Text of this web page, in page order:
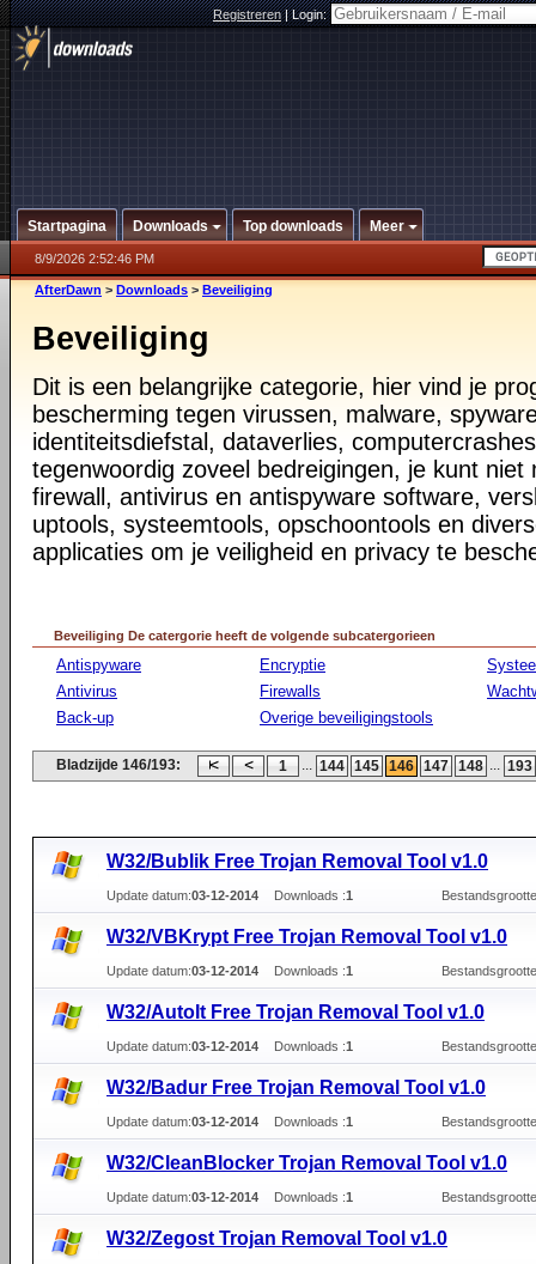
Registreren|Login:
Startpagina Downloads Top downloads Meer
8/9/2026 2:52:46 PM
AfterDawn > Downloads > Beveiliging
Beveiliging
Dit is een belangrijke categorie, hier vind je
bescherming tegen virussen, malware,
identiteitsdiefstal, dataverlies,
tegenwoordig zoveel bedreigingen, je kunt
firewall, antivirus en antispyware software,
uptools, systeemtools, opschoontools en
applicaties om je veiligheid en privacy te
Beveiliging De catergorie heeft de volgende subcatergorieen
Antispyware
Antivirus
Back-up
Encryptie
Firewalls
Overige beveiligingstools
Bladzijde 146/193: 1 ... 144 145 146 147 148 ... 193
W32/Bublik Free Trojan Removal Tool v1.0
Update datum:03-12-2014 Downloads :1
W32/VBKrypt Free Trojan Removal Tool v1.0
Update datum:03-12-2014 Downloads :1
W32/AutoIt Free Trojan Removal Tool v1.0
Update datum:03-12-2014 Downloads :1
W32/Badur Free Trojan Removal Tool v1.0
Update datum:03-12-2014 Downloads :1
W32/CleanBlocker Trojan Removal Tool v1.0
Update datum:03-12-2014 Downloads :1
W32/Zegost Trojan Removal Tool v1.0